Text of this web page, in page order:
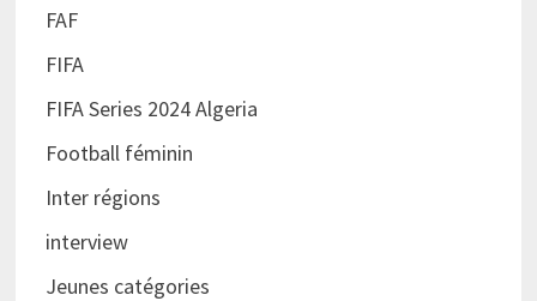
FAF
FIFA
FIFA Series 2024 Algeria
Football féminin
Inter régions
interview
Jeunes catégories